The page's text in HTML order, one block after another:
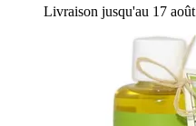
Livraison jusqu'au 17 août